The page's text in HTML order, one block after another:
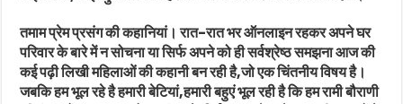
तमाम प्रेम प्रसंग की कहानियां। रात-रात भर ऑनलाइन रहकर अपने घर
परिवार के बारे में न सोचना या सिर्फ अपने को ही सर्वश्रेष्ठ समझना आज की
कई पढ़ी लिखी महिलाओं की कहानी बन रही है,जो एक चिंतनीय विषय है।
जबकि हम भूल रहे है हमारी बेटियां,हमारी बहुएं भूल रही है कि हम रामी बौराणी